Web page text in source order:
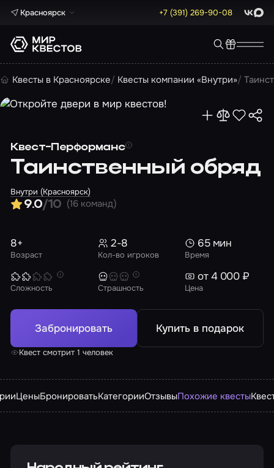
Красноярск +7 (391) 269-90-08 Max
Квесты в Красноярске Квесты компании «Внутри»
Квест-Перформанс
Таинственный обряд
Внутри (Красноярск)
9.0/10 (16 команд)
Возраст
8+
Кол-во игроков
2-8
Время
65 мин
Сложность Страшность Цена
от 4 000 ₽
Забронировать Купить в подарок
Квест смотрит 1 человек
ЦеныБронироватьКатегорииОтзывыПохожие квесты